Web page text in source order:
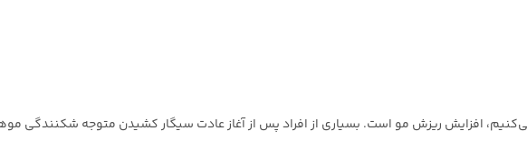
افزایش ریزش مو است. بسیاری از افراد پس از آغاز عادت سیگار کشیدن متوجه شکنندگی